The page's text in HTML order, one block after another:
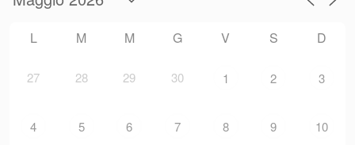
L M M G V S D
27 28 29 30 1 2 3
4 5 6 7 8 9 10